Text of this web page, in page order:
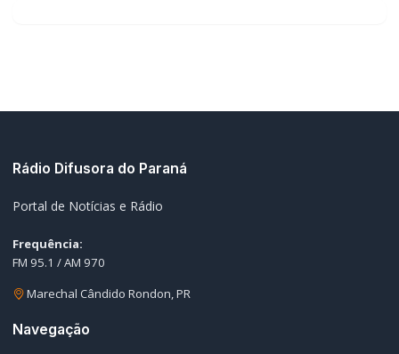
Frequência:
Navegação
Notícias
Ao Vivo